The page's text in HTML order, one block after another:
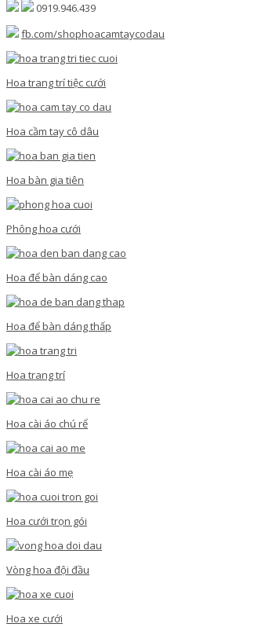
0919.946.439
fb.com/shophoacamtaycodau
Hoa trang trí tiệc cưới
Hoa cầm tay cô dâu
Hoa bàn gia tiên
Phông hoa cưới
Hoa để bàn dáng cao
Hoa để bàn dáng thấp
Hoa trang trí
Hoa cài áo chú rể
Hoa cài áo mẹ
Hoa cưới trọn gói
Vòng hoa đội đầu
Hoa xe cưới